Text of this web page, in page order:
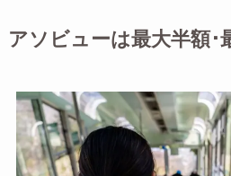
アソビューは最大半額･